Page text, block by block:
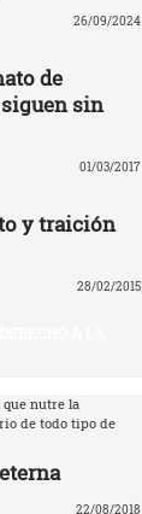
26/09/2024
de
sin
01/03/2017
y traición
28/02/2015
nutre la
de todo tipo de
22/08/2018